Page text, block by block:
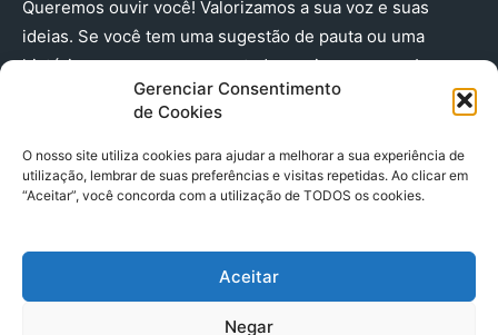
Gerenciar Consentimento
de Cookies
O nosso site utiliza cookies para ajudar a melhorar a sua experiência de
utilização, lembrar de suas preferências e visitas repetidas. Ao clicar em
“Aceitar”, você concorda com a utilização de TODOS os cookies.
Aceitar
Negar
Queremos ouvir você! Valorizamos a sua voz e suas
ideias. Se você tem uma sugestão de pauta ou uma
história que merece ser contada, envie-nos agora!
(91) 98224 - 3111
© 2025 A Província do Pará CNPJ: 04.901.141/0001-36 End .
Trav. Quintino Bocaiuva 2301, Ed. Rogério Fernandez – Sala